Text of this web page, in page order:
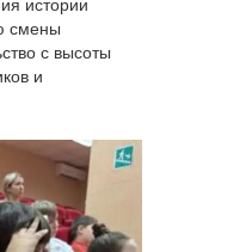
смены
с высоты
и